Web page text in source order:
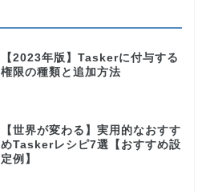
【2023年版】Taskerに付与する
権限の種類と追加方法
【世界が変わる】実用的なおすす
めTaskerレシピ7選【おすすめ設
定例】